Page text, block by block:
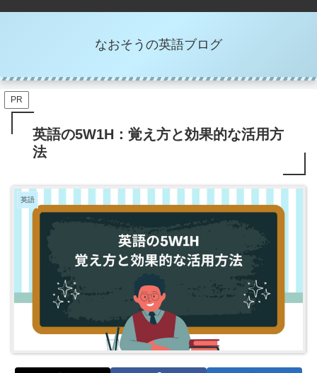
なおそうの英語ブログ
PR
英語の5W1H：覚え方と効果的な活用方
法
英語